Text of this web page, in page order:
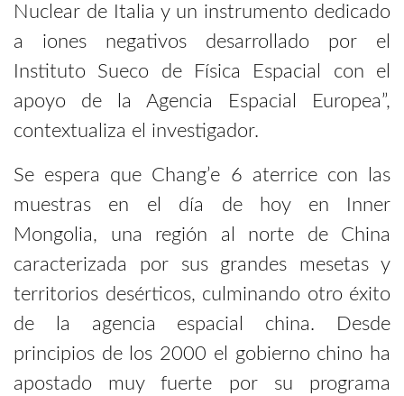
Nuclear de Italia y un instrumento dedicado
a iones negativos desarrollado por el
Instituto Sueco de Física Espacial con el
apoyo de la Agencia Espacial Europea”,
contextualiza el investigador.
Se espera que Chang’e 6 aterrice con las
muestras en el día de hoy en Inner
Mongolia, una región al norte de China
caracterizada por sus grandes mesetas y
territorios desérticos, culminando otro éxito
de la agencia espacial china. Desde
principios de los 2000 el gobierno chino ha
apostado muy fuerte por su programa